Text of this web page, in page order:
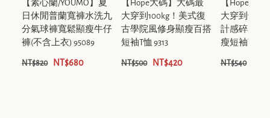
【素心蘭/YOUMO】夏
日休閒普蘭寬褲水洗九
分氣球褲寬鬆顯瘦牛仔
褲(不含上衣) 95089
NT$820 NT$680
【Hope大碼】大碼最
大穿到100kg！美式復
古學院風修身顯瘦百搭
短袖T恤 9313
NT$500 NT$420
【Hope大
大穿到
計感碎花假
瘦短袖T恤
NT$540